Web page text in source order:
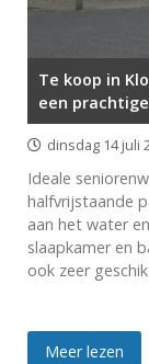
Te koop in
een
dinsdag 14 juli
Ideale
halfvrijstaande
aan het water
slaapkamer en
ook zeer
Meer lezen